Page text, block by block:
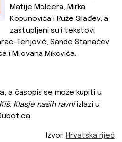
Matije Molcera, Mirka
Kopunovića i Ruže Silađev, a
zastupljeni su i tekstovi
Tenjović, Sande Stanaćev
i Milovana Mikovića.
a časopis se može kupiti u
. Klasje naših ravniizlazi u
Izvor: Hrvatska riječ